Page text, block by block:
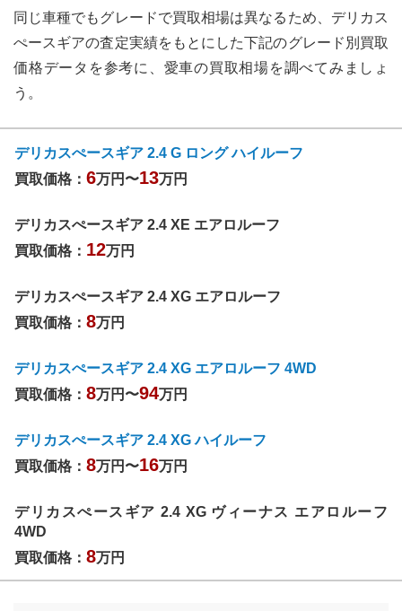
同じ車種でもグレードで買取相場は異なるため、 デリカス
ぺースギアの査定実績をもとにした下記のグレード別買取
価格データを参考に、愛車の買取相場を調べてみましょ
う。
デリカスぺースギア 2.4 G ロング ハイルーフ
買取価格： 6万円〜13万円
デリカスぺースギア 2.4 XE エアロルーフ
買取価格： 12万円
デリカスぺースギア 2.4 XG エアロルーフ
買取価格： 8万円
デリカスぺースギア 2.4 XG エアロルーフ 4WD
買取価格： 8万円〜94万円
デリカスぺースギア 2.4 XG ハイルーフ
買取価格： 8万円〜16万円
デリカスぺースギア 2.4 XG ヴィーナス エアロルーフ
4WD
買取価格： 8万円